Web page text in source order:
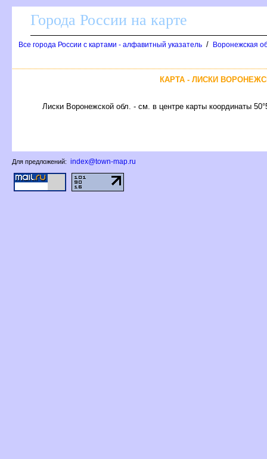
Города России на карте
се города России с картами - алфавитный указатель / оронежская
КАРТА - ЛИСКИ
Лиски Воронежской обл. - см. в центре карты координаты
Для предложений: index@town-map.ru